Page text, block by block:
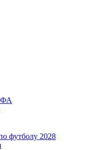
футболу 2028